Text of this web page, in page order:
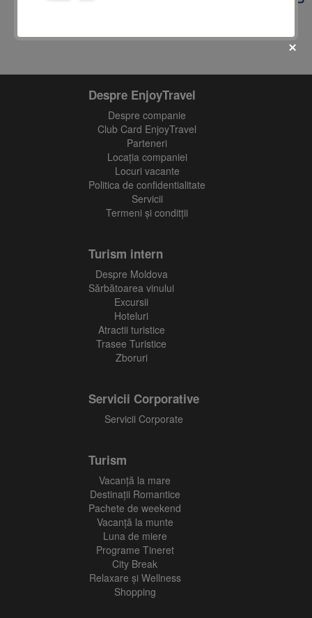
Despre EnjoyTravel
Despre companie
Club Card EnjoyTravel
Parteneri
Locaţia companiei
Locuri vacante
Politica de confidentialitate
Servicii
Termeni și conditții
Turism intern
Despre Moldova
Sărbătoarea vinului
Excursii
Hoteluri
Atractii turistice
Trasee Turistice
Zboruri
Servicii Corporative
Servicii Corporate
Turism
Vacanţă la mare
Destinații Romantice
Pachete de weekend
Vacanță la munte
Luna de miere
Programe Tineret
City Break
Relaxare și Wellness
Shopping
fii prietenul nostru pe facebook
Află primul cele mai noi oferte